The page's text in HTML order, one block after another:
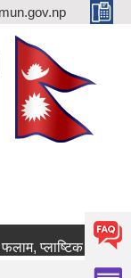
प्लाष्टिक जस्ता